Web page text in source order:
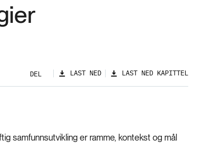
DEL LAST NED LAST NED KAPITTEL
samfunnsutvikling er ramme, kontekst og mål